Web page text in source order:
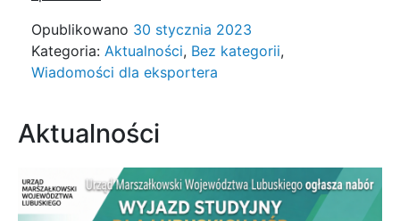
Opublikowano 30 stycznia 2023
Kategoria: Aktualności, Bez kategorii,
Wiadomości dla eksportera
Aktualności